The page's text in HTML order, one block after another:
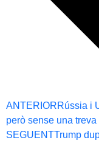
ANTERIORRússia i
però sense una treva
SEGUENTTrump